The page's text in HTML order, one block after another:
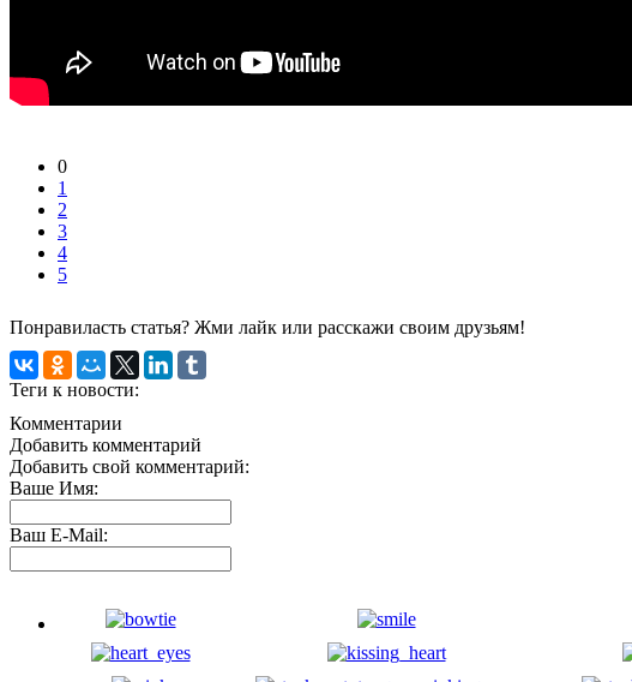
0
1
2
3
4
5
Понравиласть статья? Жми лайк или расскажи своим друзьям!
Теги к новости:
Комментарии
Добавить комментарий
Добавить свой комментарий:
Ваше Имя:
Ваш E-Mail: